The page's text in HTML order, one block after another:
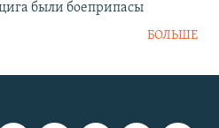
были боеприпасы
БОЛЬШЕ